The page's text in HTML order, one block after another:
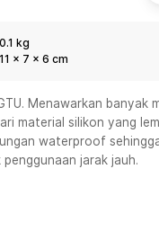
Minggu/Libur Nasional
Minggu/Libur Nasional
Sabtu - Minggu (08:00
0.1 kg
11 x 7 x 6 cm
Menawarkan banyak
material silikon yang
waterproof
jarak jauh.